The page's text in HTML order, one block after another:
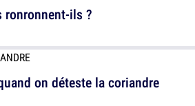
on déteste la coriandre
ronronnent-ils ?